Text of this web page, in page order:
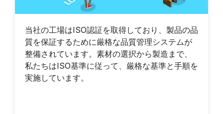
当社の工場はISO認証を取得しており、製品の品
質を保証するために厳格な品質管理システムが
整備されています。素材の選択から製造まで、
私たちはISO基準に従って、厳格な基準と手順を
実施しています。